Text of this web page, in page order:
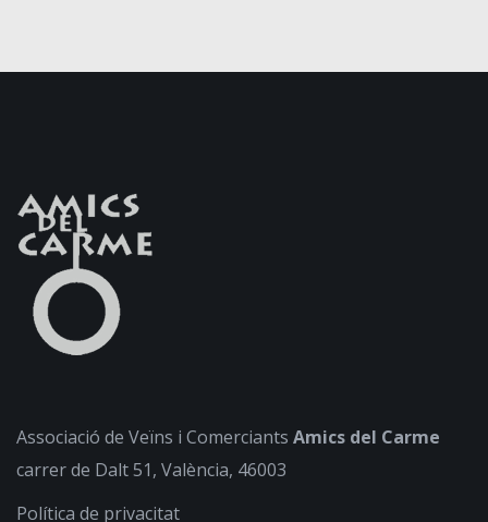
Associació de Veïns i Comerciants Amics del Carme
carrer de Dalt 51, València, 46003
Política de privacitat